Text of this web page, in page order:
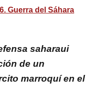
Guerra del Sáhara
saharaui
de un
marroquí en el